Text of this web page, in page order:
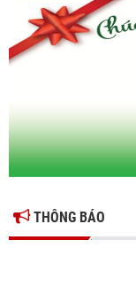
Ông Đỗ Văn Vẻ là
Hiệp hội doanh nghiệp
THÔNG BÁO